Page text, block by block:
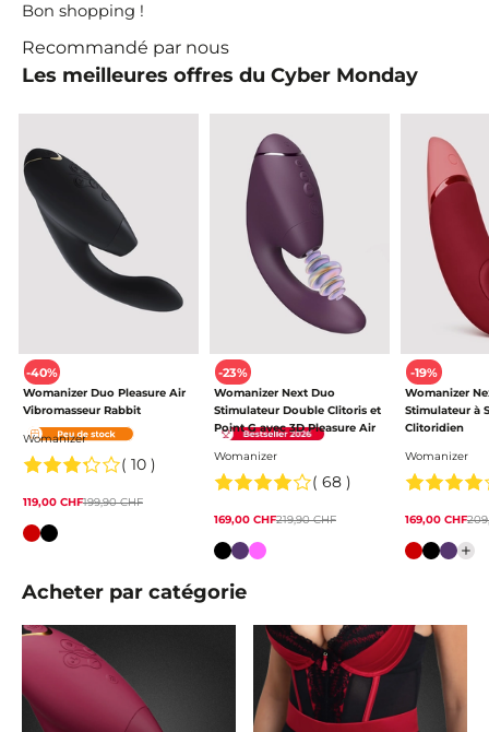
Bon shopping !
Recommandé par nous
Les meilleures offres du Cyber Monday
-40%
Womanizer Duo Pleasure Air
Vibromasseur Rabbit
Womanizer
( 10 )
119,00 CHF199,90 CHF
Couleur
-23%
Womanizer Next Duo
Stimulateur Double Clitoris et
Point G avec 3D Pleasure Air
Womanizer
( 68 )
169,00 CHF219,90 CHF
Farbe
-19%
Womanizer
Stimulateur à
Clitoridien
Womanizer
169,00 CHF
Farbe
Acheter par catégorie